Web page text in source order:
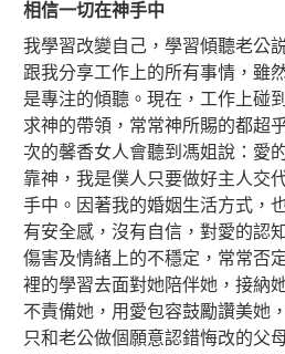
相信一切在神手中
我學習改變自己，學習傾聽老公
跟我分享工作上的所有事情，雖
是專注的傾聽。現在，工作上碰
求神的帶領，常常神所賜的都超
次的馨香女人會聽到馮姐說：愛
靠神，我是僕人只要做好主人交
手中。因著我的婚姻生活方式，
有安全感，沒有自信，對愛的認
傷害及情緒上的不穩定，常常否
裡的學習去面對她陪伴她，接納
不責備她，用愛包容鼓勵讚美她
只和老公做個願意認錯悔改的父